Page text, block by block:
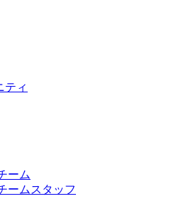
ル
ム「volundeer」
ー
管理規定
規定
イドライン
奈良
ンサービスについて
田J3リーグ2026/27シーズン試合
ティ
ーム
ームスタッフ